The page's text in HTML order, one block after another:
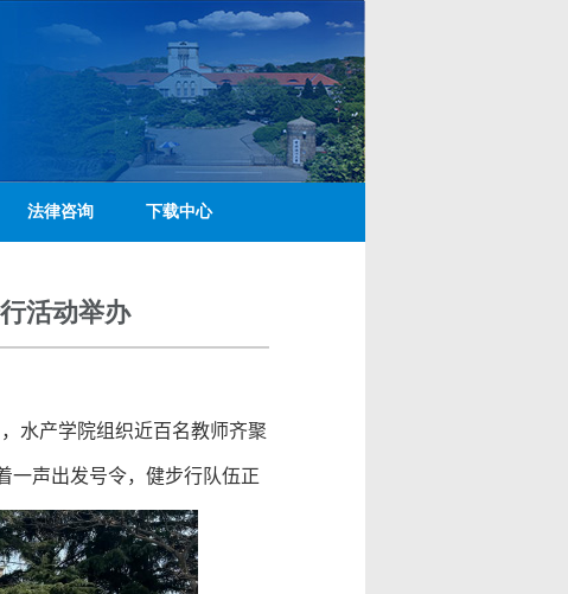
法律咨询 下载中心
活动举办
水产学院组织近百名教师齐聚
一声出发号令，健步行队伍正